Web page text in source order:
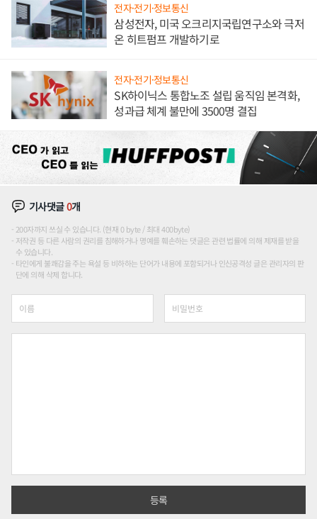
전자·전기·정보통신
삼성전자, 미국 오크리지국립연구소와 극저
온 히트펌프 개발하기로
전자·전기·정보통신
SK하이닉스 통합노조 설립 움직임 본격화,
성과급 체계 불만에 3500명 결집
기사댓글0개
200자까지 쓰실 수 있습니다. (현재 0 byte / 최대 400byte)
저작권 등 다른 사람의 권리를 침해하거나 명예를 훼손하는 댓글은 관련 법률에 의해 제재를 받을
수 있습니다.
타인에게 불쾌감을 주는 욕설 등 비하하는 단어가 내용에 포함되거나 인신공격성 글은 관리자의 판
단에 의해 삭제 합니다.